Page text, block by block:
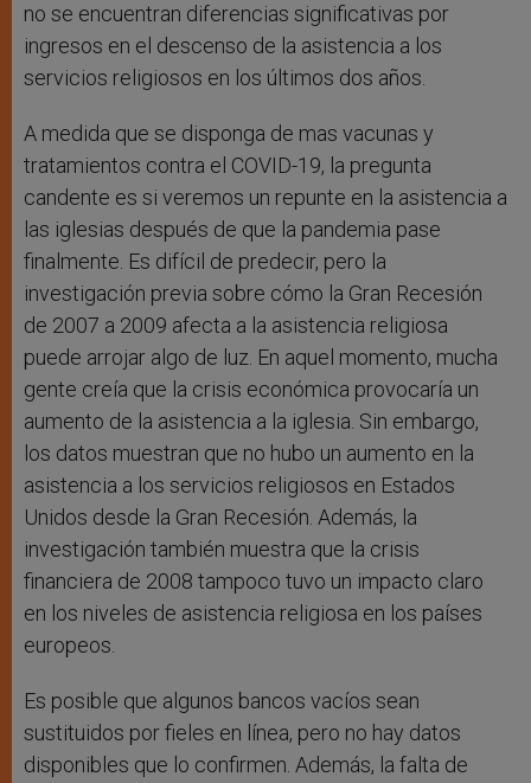
no se encuentran diferencias significativas por
ingresos en el descenso de la asistencia a los
servicios religiosos en los últimos dos años.
A medida que se disponga de mas vacunas y
tratamientos contra el COVID-19, la pregunta
candente es si veremos un repunte en la asistencia a
las iglesias después de que la pandemia pase
finalmente. Es difícil de predecir, pero la
investigación previa sobre cómo la Gran Recesión
de 2007 a 2009 afecta a la asistencia religiosa
puede arrojar algo de luz. En aquel momento, mucha
gente creía que la crisis económica provocaría un
aumento de la asistencia a la iglesia. Sin embargo,
los datos muestran que no hubo un aumento en la
asistencia a los servicios religiosos en Estados
Unidos desde la Gran Recesión. Además, la
investigación también muestra que la crisis
financiera de 2008 tampoco tuvo un impacto claro
en los niveles de asistencia religiosa en los países
europeos.
Es posible que algunos bancos vacíos sean
sustituidos por fieles en línea, pero no hay datos
disponibles que lo confirmen. Además, la falta de